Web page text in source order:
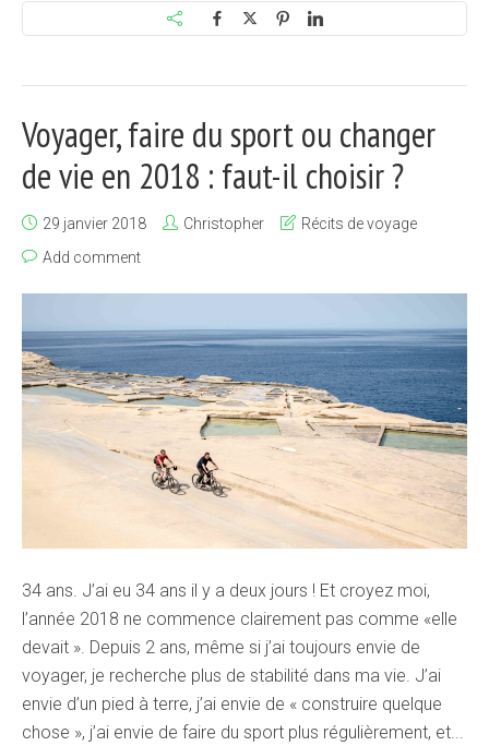
Voyager, faire du sport ou changer
de vie en 2018 : faut-il choisir ?
29 janvier 2018 Christopher
Récits de voyage
Add comment
34 ans. J’ai eu 34 ans il y a deux jours ! Et croyez moi,
l’année 2018 ne commence clairement pas comme «elle
devait ». Depuis 2 ans, même si j’ai toujours envie de
voyager, je recherche plus de stabilité dans ma vie. J’ai
envie d’un pied à terre, j’ai envie de « construire quelque
chose », j’ai envie de faire du sport plus régulièrement, et...